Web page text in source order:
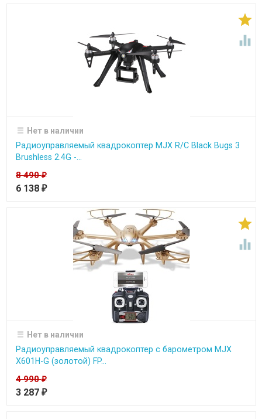


Нет в наличии
Радиоуправляемый квадрокоптер MJX R/C Black Bugs 3
Brushless 2.4G -...
8 490₽
6 138 ₽


Нет в наличии
Радиоуправляемый квадрокоптер с барометром MJX
X601H-G (золотой) FP...
4 990₽
3 287 ₽